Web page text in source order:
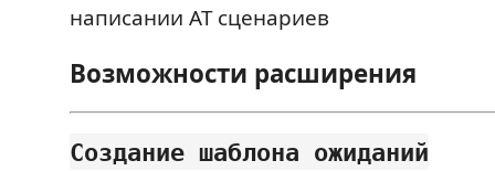
написании АТ сценариев
Возможности расширения
Создание шаблона ожиданий